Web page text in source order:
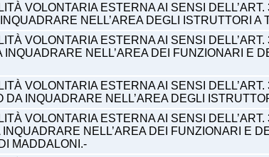
VOLONTARIA ESTERNA AI SENSI
NELL’AREA DEGLI ISTRUTTORI A
VOLONTARIA ESTERNA AI SENSI
NELL’AREA DEI FUNZIONARI E
VOLONTARIA ESTERNA AI SENSI
INQUADRARE NELL’AREA DEGLI
VOLONTARIA ESTERNA AI SENSI
NELL’AREA DEI FUNZIONARI E
MADDALONI.-